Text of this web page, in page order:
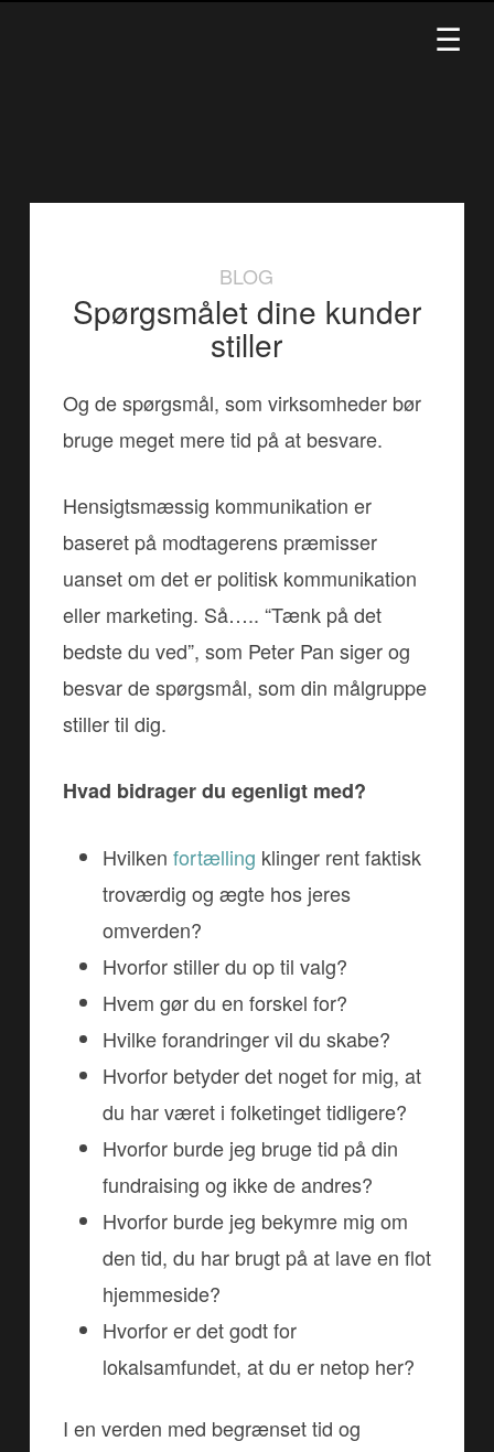
BLOG
Spørgsmålet dine kunder
stiller
Og de spørgsmål, som virksomheder bør
bruge meget mere tid på at besvare.
Hensigtsmæssig kommunikation er
baseret på modtagerens præmisser
uanset om det er politisk kommunikation
eller marketing. Så….. “Tænk på det
bedste du ved”, som Peter Pan siger og
besvar de spørgsmål, som din målgruppe
stiller til dig.
Hvad bidrager du egenligt med?
Hvilken fortælling klinger rent faktisk
troværdig og ægte hos jeres
omverden?
Hvorfor stiller du op til valg?
Hvem gør du en forskel for?
Hvilke forandringer vil du skabe?
Hvorfor betyder det noget for mig, at
du har været i folketinget tidligere?
Hvorfor burde jeg bruge tid på din
fundraising og ikke de andres?
Hvorfor burde jeg bekymre mig om
den tid, du har brugt på at lave en flot
hjemmeside?
Hvorfor er det godt for
lokalsamfundet, at du er netop her?
I en verden med begrænset tid og